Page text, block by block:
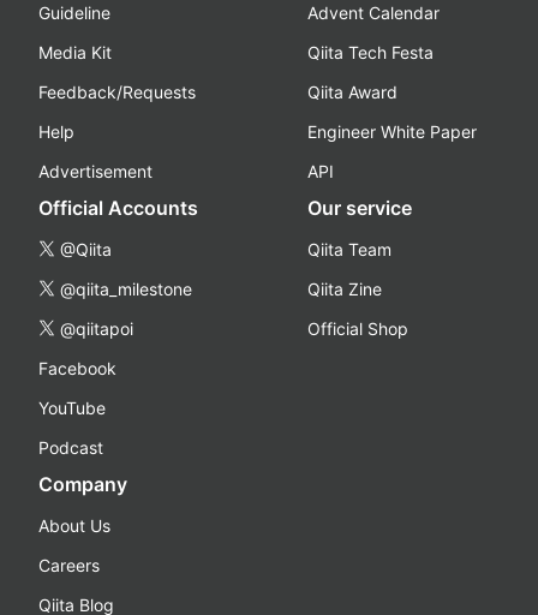
Guideline
Media Kit
Feedback/Requests
Help
Advertisement
Advent Calendar
Qiita Tech Festa
Qiita Award
Engineer White Paper
API
Official Accounts
@Qiita
@qiita_milestone
@qiitapoi
Facebook
YouTube
Podcast
Our service
Qiita Team
Qiita Zine
Official Shop
Company
About Us
Careers
Qiita Blog